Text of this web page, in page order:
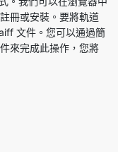
來完成此操作，您將